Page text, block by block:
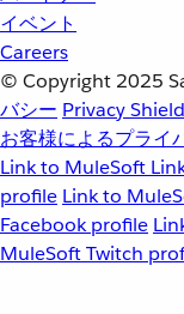
イベント
Careers
© Copyright 2025
バシー Privacy Shield
お客様によるプライ
Link to MuleSoft
profile Link to
Facebook profile
MuleSoft Twitch